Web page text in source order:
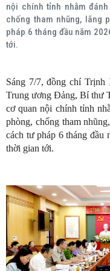
nội chính tỉnh nhằm
chống tham nhũng, lãng
pháp 6 tháng đầu năm
tới.
Sáng 7/7, đồng chí
Trung ương Đảng, Bí thư
cơ quan nội chính tỉnh
phòng, chống tham
cách tư pháp 6 tháng đầu
thời gian tới.